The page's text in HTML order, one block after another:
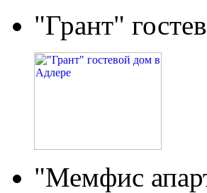
"Грант"
"Мемфис